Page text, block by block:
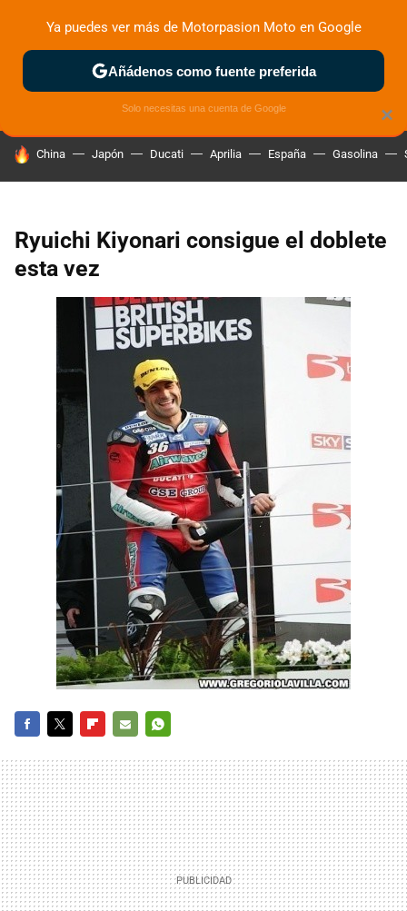
ZONA DE PRUEBAS DEPORTIVAS MOTOS ELÉCTRICAS
HOY SE HABLA DE
China Japón Ducati Aprilia España Gasolina
Ryuichi Kiyonari consigue el doblete
esta vez
MAIL
×
Ya puedes ver más de Motorpasion Moto en Google
Añádenos como fuente preferida
Solo necesitas una cuenta de Google